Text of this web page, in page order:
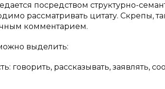
посредством структурно-
рассматривать цитату. Скрепы,
комментарием.
выделить:
говорить, рассказывать, заявлять,